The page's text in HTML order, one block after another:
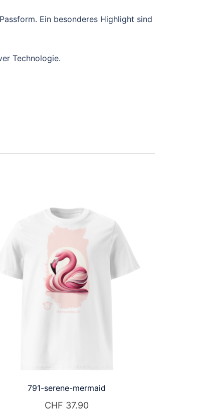
Ein besonderes Highlight sind
Technologie.
791-serene-mermaid
CHF 37.90